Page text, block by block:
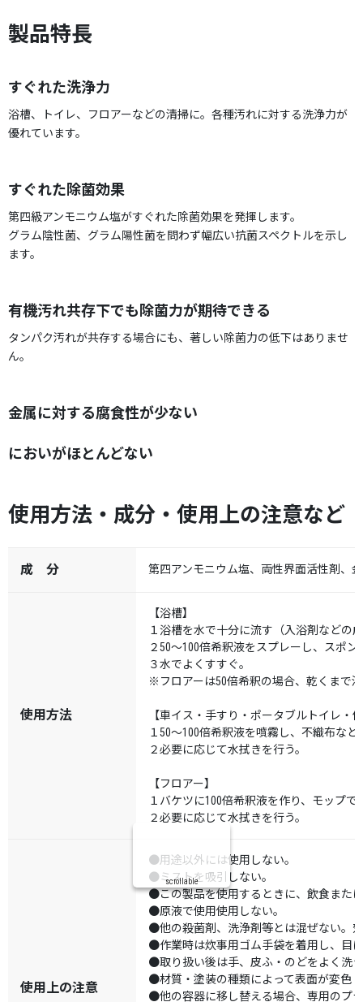
製品特長
すぐれた洗浄力
浴槽、トイレ、フロアーなどの清掃に。各種汚れに対する洗浄力が
優れています。
すぐれた除菌効果
第四級アンモニウム塩がすぐれた除菌効果を発揮します。
グラム陰性菌、グラム陽性菌を問わず幅広い抗菌スペクトルを示し
ます。
有機汚れ共存下でも除菌力が期待できる
タンパク汚れが共存する場合にも、著しい除菌力の低下はありませ
ん。
金属に対する腐食性が少ない
においがほとんどない
使用方法・成分・使用上の注意など
成 分 第四アンモニウム塩、両性界面活性剤、
使用方法
【浴槽】
１浴槽を水で十分に流す（入浴剤などの
２50～100倍希釈液をスプレーし、スポ
３水でよくすすぐ。
※フロアーは50倍希釈の場合、乾くまで
【車イス・手すり・ポータブルトイレ・
１50～100倍希釈液を噴霧し、不織布な
２必要に応じて水拭きを行う。
【フロアー】
１バケツに100倍希釈液を作り、モップで
２必要に応じて水拭きを行う。
使用上の注意
●用途以外には使用しない。
●ミストを吸引しない。
●この製品を使用するときに、飲食また
●原液で使用使用しない。
●他の殺菌剤、洗浄剤等とは混ぜない。
●作業時は炊事用ゴム手袋を着用し、目
●取り扱い後は手、皮ふ・のどをよく洗
●材質・塗装の種類によって表面が変色
●他の容器に移し替える場合、専用のプ
scrollable